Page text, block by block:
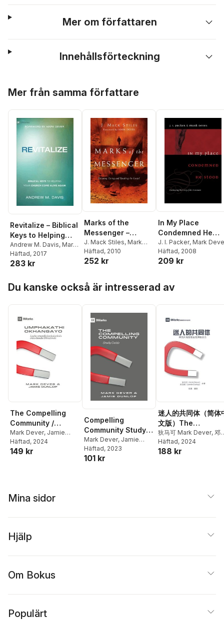
Mer om författaren
Innehållsförteckning
Mer från samma författare
Revitalize – Biblical
Keys to Helping
Your Church Come
Alive Again
Andrew M. Davis, Mark
Dever
Häftad, 2017
283 kr
Marks of the
Messenger –
Knowing, Living
and Speaking the
Gospel
J. Mack Stiles, Mark
Dever
Häftad, 2010
252 kr
In My Place
Condemned He
Stood
J. I. Packer, Mark
Häftad, 2008
209 kr
Du kanske också är intresserad av
The Compelling
Community /
Umphakathi
Okhangayo
Mark Dever, Jamie
Dunlop
Häftad, 2024
149 kr
Compelling
Community Study
Guide
Mark Dever, Jamie
Dunlop
Häftad, 2023
101 kr
迷人的共同体（简体
文版）The
Compelling
ed Chinese
狄马可 Mark Dever, 邓
明 Jamie Dunlop
Häftad, 2024
188 kr
Mina sidor
Hjälp
Om Bokus
Populärt